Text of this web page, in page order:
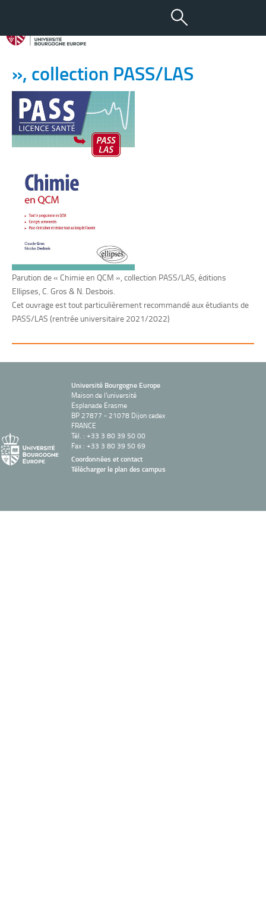
03 NOV 2021
Parution de « Chimie en QCM
», collection PASS/LAS
Parution de « Chimie en QCM », collection PASS/LAS, éditions
Ellipses, C. Gros & N. Desbois.
Cet ouvrage est tout particulièrement recommandé aux étudiants de
PASS/LAS (rentrée universitaire 2021/2022)
Université Bourgogne Europe
Maison de l'université
Esplanade Erasme
BP 27877 - 21078 Dijon cedex
FRANCE
Tél. : +33 3 80 39 50 00
Fax : +33 3 80 39 50 69
Coordonnées et contact
Télécharger le plan des campus